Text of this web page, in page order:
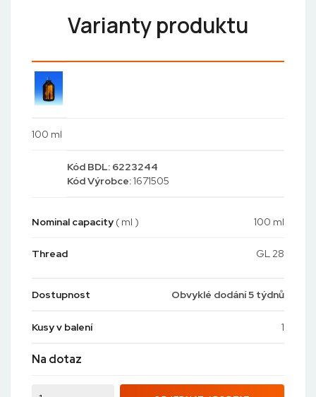
Varianty produktu
100 ml
Kód BDL: 6223244
KódVýrobce:1671505
Nominal capacity ( ml ) 100 ml
Thread GL 28
Dostupnost Obvyklé dodání 5 týdnů
Kusy v balení 1
Na dotaz